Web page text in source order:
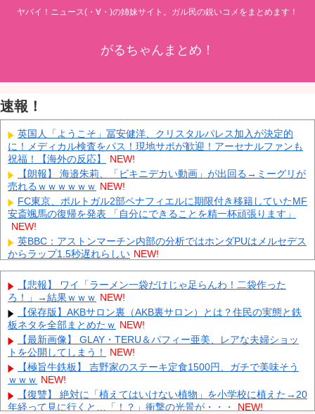
ヤバイ！ニュース(・∀・)の姉妹サイト。ガル民の鋭いコメをまとめます！
がるちゃんまとめ！
速報！
英国人「ようこそ」冨安健洋、クリスタルパレス加入が決定的
に！メディカル検査をパス！現地サポが歓迎！アーセナルファンも
祝福！【海外の反応】
NEW!
【朗報】 海邉朱莉、「ビキニデカい動画」が出回る→ミーグリが
売れるｗｗｗｗｗｗ NEW!
FC東京、ポルトガル2部ペナフィエルに期限付き移籍していたMF
安斎颯馬の復帰を発表 「自分にできることを精一杯頑張ります」
NEW!
英BBC：アストンマーチン内部の分析ではホンダPUはメルセデス
からラップ1.5秒遅れらしい NEW!
外国人「2026年バロンドールは誰が受賞すべき?」エンバペ、今
季無冠でも初受賞か!?海外ファンが考える本命とは!?【海外の反
応】
NEW!
【画像】 松屋、食器の仕分けまでセルフに NEW!
中国、止められないEV製造 売れず在庫山積み「売れたこと」に
して補助金を騙し取る事案を思いつきが横行 NEW!
中国「台風接近！」台風13号「三峡直撃予測」中国「上流大洪
水！（三峡上流」中国都市「8/5の映像（動画」三峡ダム「緊急放流
（決壊危機」中国「下流大水害（震え声」→
韓国人インフルエンサー(49)、日本で次々と車に衝突 計7台巻き
込み 八王子 NEW!
【悲報】 ワイ「ラーメン一袋だけじゃ足らんわ！二袋作った
ろ！」→結果ｗｗｗ NEW!
【保存版】AKBサロン裏（AKB裏サロン）とは？住民の実態と鉄
板ネタを全部まとめたｗ NEW!
【最新画像】 GLAY・TERU＆パフィー亜美、レアな夫婦ショッ
トを公開してしまう！
NEW!
【極旨牛鉄板】 吉野家のステーキ定食1500円、ガチで美味そう
ｗｗｗ NEW!
【復讐】 絶対に「植えてはいけない植物」を小学校に植えた→20
年経って見に行くと…「！？」衝撃の光景が・・・
NEW!